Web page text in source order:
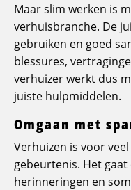
Maar slim werken is
verhuisbranche. De
gebruiken en goed
blessures,
verhuizer werkt dus
juiste hulpmiddelen.
Omgaan met
Verhuizen is voor
gebeurtenis. Het
herinneringen en